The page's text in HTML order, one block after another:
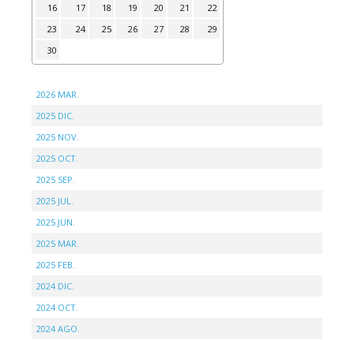
16 17 18 19 20 21
22
23
24 25 26 27 28
29
30
2026 MAR.
2025 DIC.
2025 NOV.
2025 OCT.
2025 SEP.
2025 JUL.
2025 JUN.
2025 MAR.
2025 FEB.
2024 DIC.
2024 OCT.
2024 AGO.